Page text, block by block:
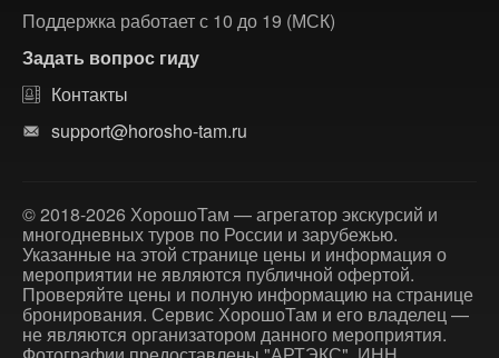
Поддержка работает с 10 до 19 (МСК)
Задать вопрос гиду
Контакты
support@horosho-tam.ru
© 2018-2026 ХорошоТам — агрегатор экскурсий и
многодневных туров по России и зарубежью.
Указанные на этой странице цены и информация о
мероприятии не являются публичной офертой.
Проверяйте цены и полную информацию на странице
бронирования. Сервис ХорошоТам и его владелец —
не являются организатором данного мероприятия.